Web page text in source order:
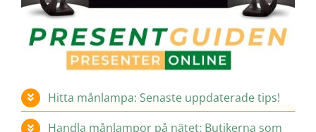
Hitta månlampa: Senaste uppdaterade tips!
Handla månlampor på nätet: Butikerna som